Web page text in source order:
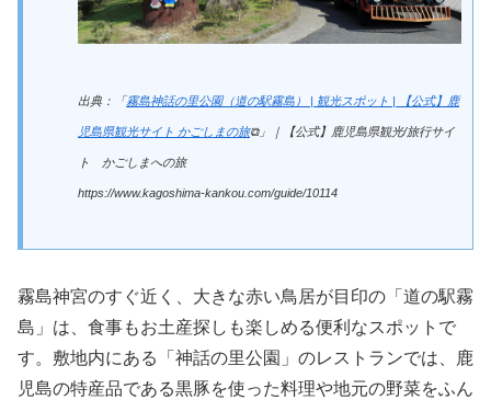
出典：「霧島神話の里公園（道の駅霧島） | 観光スポット | 【公式】鹿
児島県観光サイト かごしまの旅⧉」｜【公式】鹿児島県観光/旅行サイ
ト かごしまへの旅
https://www.kagoshima-kankou.com/guide/10114
霧島神宮のすぐ近く、大きな赤い鳥居が目印の「道の駅霧
島」は、食事もお土産探しも楽しめる便利なスポットで
す。敷地内にある「神話の里公園」のレストランでは、鹿
児島の特産品である黒豚を使った料理や地元の野菜をふん